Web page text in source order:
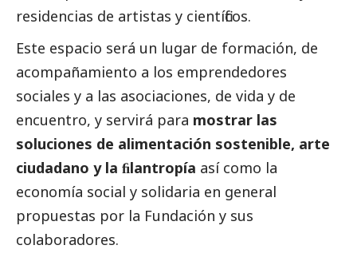
residencias de artistas y científicos.
Este espacio será un lugar de formación, de
acompañamiento a los emprendedores
sociales y a las asociaciones, de vida y de
encuentro, y servirá para mostrar las
soluciones de alimentación sostenible, arte
ciudadano y la ﬁlantropía así como la
economía social y solidaria en general
propuestas por la Fundación y sus
colaboradores.